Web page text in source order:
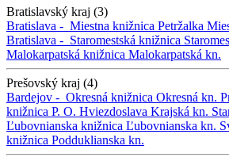
Bratislavský kraj (3)
Bratislava - Miestna knižnica Petržalka
Bratislava - Staromestská knižnica
Malokarpatská knižnica Malokarpatská kn.
Prešovský kraj (4)
Bardejov - Okresná knižnica Okresná kn.
knižnica P. O. Hviezdoslava Krajská kn.
Ľubovnianska knižnica Ľubovnianska kn.
knižnica Podduklianska kn.